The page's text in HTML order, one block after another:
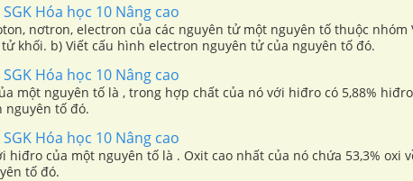
Hóa học 10 Nâng cao
nơtron, electron của các nguyên tử một nguyên tố thuộc nhóm
khối. b) Viết cấu hình electron nguyên tử của nguyên tố đó.
Hóa học 10 Nâng cao
hợp chất của nó với hiđro có 5,88% hiđro về khối
nguyên tố đó.
Hóa học 10 Nâng cao
tố là . Oxit cao nhất của nó chứa 53,3% oxi về khối
tố đó.